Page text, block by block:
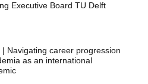
Executive Board TU Delft
| Navigating career progression
as an international